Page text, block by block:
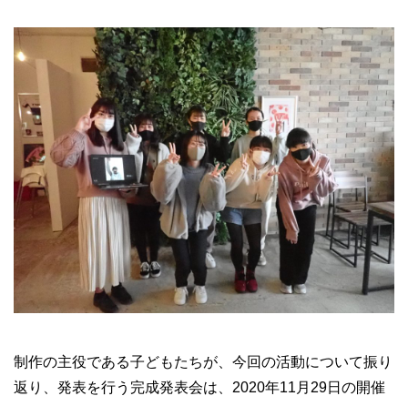
制作の主役である子どもたちが、今回の活動について振り
返り、発表を行う完成発表会は、2020年11月29日の開催